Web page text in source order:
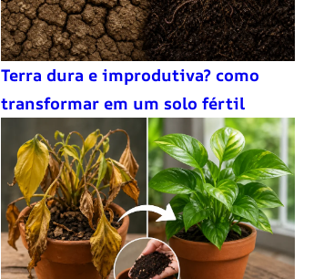
Terra dura e improdutiva? como
transformar em um solo fértil